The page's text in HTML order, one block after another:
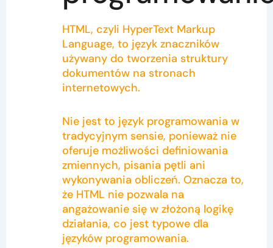
HTML, czyli HyperText Markup
Language, to język znaczników
używany do tworzenia struktury
dokumentów na stronach
internetowych.
Nie jest to język programowania w
tradycyjnym sensie, ponieważ nie
oferuje możliwości definiowania
zmiennych, pisania pętli ani
wykonywania obliczeń. Oznacza to,
że HTML nie pozwala na
angażowanie się w złożoną logikę
działania, co jest typowe dla
języków programowania.